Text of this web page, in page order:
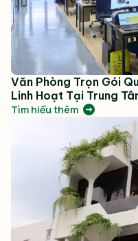
Văn Phòng Trọn Gói
Linh Hoạt Tại Trung
Tìm hiểu thêm